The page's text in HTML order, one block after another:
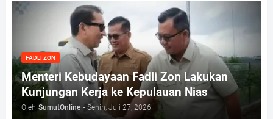
FADLI ZON
Menteri Kebudayaan Fadli Zon Lakukan
Kunjungan Kerja ke Kepulauan Nias
Oleh SumutOnline - Senin, Juli 27, 2026